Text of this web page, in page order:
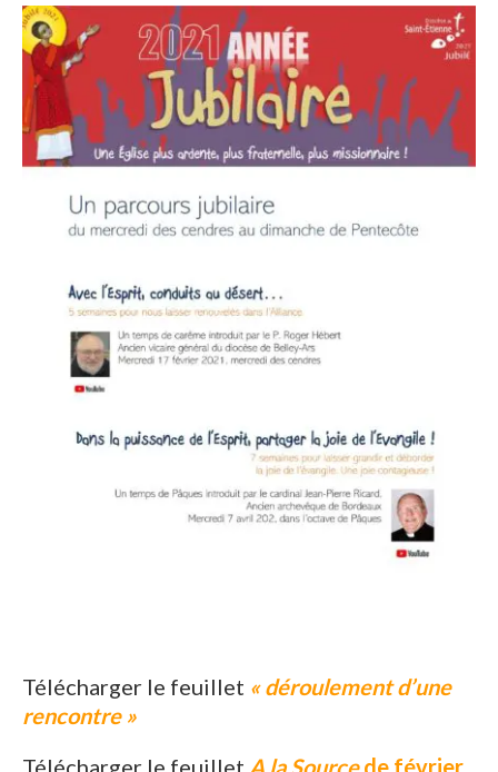
Télécharger le feuillet « déroulement d’une
rencontre »
Télécharger le feuillet A la Sourcede février